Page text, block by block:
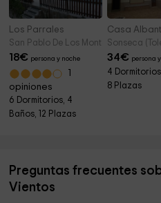
Los Parrales
San Pablo De Los Montes (Toledo)
18€ persona y noche
opiniones
6 Dormitorios, 4
Baños, 12 Plazas
Casa
Sonseca
34€ persona
4
8 Plazas
Preguntas frecuentes
Vientos